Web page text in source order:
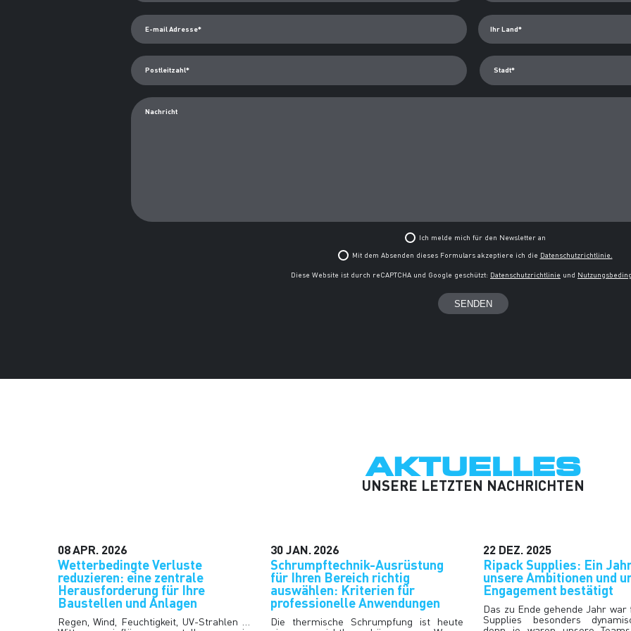
E-mail Adresse*
Postleitzahl* Stadt*
Nachricht
Ich melde mich für den Newsletter an
Mit dem Absenden dieses Formulars akzeptiere ich die Datenschutzrichtlinie.
Diese Website ist durch reCAPTCHA und Google geschützt: Datenschutzrichtlinie und
UNSERE LETZTEN NACHRICHTEN
AKTUELLES
08APR. 2026
Wetterbedingte Verluste
reduzieren: eine zentrale
Herausforderung für Ihre
Baustellen und Anlagen
Regen, Wind, Feuchtigkeit, UV-Strahlen …
30JAN. 2026
Schrumpftechnik-Ausrüstung
für Ihren Bereich richtig
auswählen: Kriterien für
professionelle Anwendungen
Die thermische Schrumpfung ist heute
22 DEZ. 2025
Ripack Supplies: Ein
unsere Ambitionen und
Engagement bestätigt
Das zu Ende gehende Jahr war
Supplies besonders